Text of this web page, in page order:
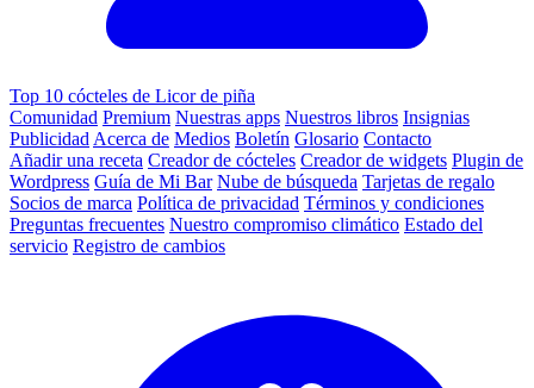
Top 10 cócteles de Licor de piña
Comunidad Premium Nuestras apps Nuestros libros Insignias
Publicidad Acerca de Medios Boletín Glosario Contacto
Añadir una receta Creador de cócteles Creador de widgets Plugin de
Wordpress Guía de Mi Bar Nube de búsqueda Tarjetas de regalo
Socios de marca Política de privacidad Términos y condiciones
Preguntas frecuentes Nuestro compromiso climático Estado del
servicio Registro de cambios